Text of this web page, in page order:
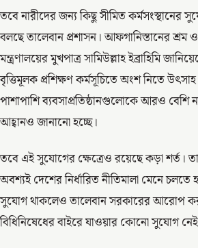
তবে নারীদের জন্য কিছু সীমিত কর্মসংস্থানের
বলছে তালেবান প্রশাসন। আফগানিস্তানের শ্রম
মন্ত্রণালয়ের মুখপাত্র সামিউল্লাহ ইব্রাহিমি
বৃত্তিমূলক প্রশিক্ষণ কর্মসূচিতে অংশ নিতে
পাশাপাশি ব্যবসাপ্রতিষ্ঠানগুলোকে আরও বেশি
আহ্বানও জানানো হচ্ছে।
তবে এই সুযোগের ক্ষেত্রেও রয়েছে কড়া শর্ত।
অবশ্যই দেশের নির্ধারিত নীতিমালা মেনে
সুযোগ থাকলেও তালেবান সরকারের আরোপ
বিধিনিষেধের বাইরে যাওয়ার কোনো সুযোগ